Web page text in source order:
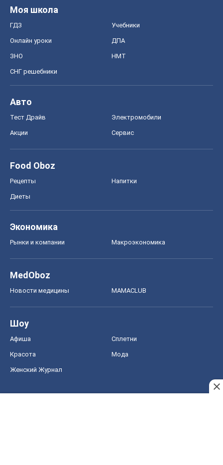
Моя школа
ГДЗ Учебники
Онлайн уроки ДПА
ЗНО НМТ
СНГ решебники
Авто
Тест Драйв Электромобили
Акции Сервис
Food Oboz
Рецепты Напитки
Диеты
Экономика
Рынки и компании Mакроэкономика
MedOboz
Новости медицины MAMACLUB
Шоу
Афиша Сплетни
Красота Мода
Женский Журнал